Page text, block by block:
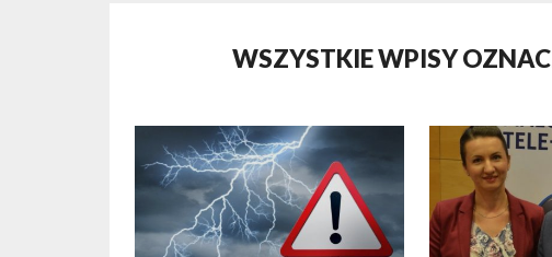
WSZYSTKIE WPISY